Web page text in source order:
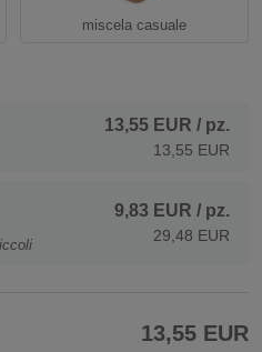
miscela casuale
13,55 EUR / pz.
13,55 EUR
9,83 EUR / pz.
29,48 EUR
13,55 EUR